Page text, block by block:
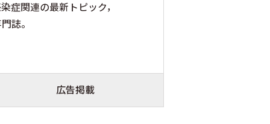
症関連の最新トピック，
誌。
広告掲載